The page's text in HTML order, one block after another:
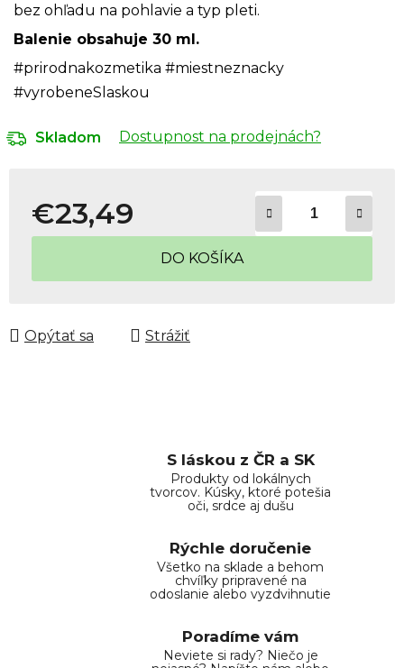
bez ohľadu na pohlavie a typ pleti.
Balenie obsahuje 30 ml.
#prirodnakozmetika #miestneznacky
#vyrobeneSlaskou
Skladom Dostupnost na prodejnách?
€23,49
Jednotková cena:
DO KOŠÍKA
Opýtať sa Strážiť
S láskou z ČR a SK
Produkty od lokálnych
tvorcov. Kúsky, ktoré potešia
oči, srdce aj dušu
Rýchle doručenie
Všetko na sklade a behom
chvíľky pripravené na
odoslanie alebo vyzdvihnutie
Poradíme vám
Neviete si rady? Niečo je